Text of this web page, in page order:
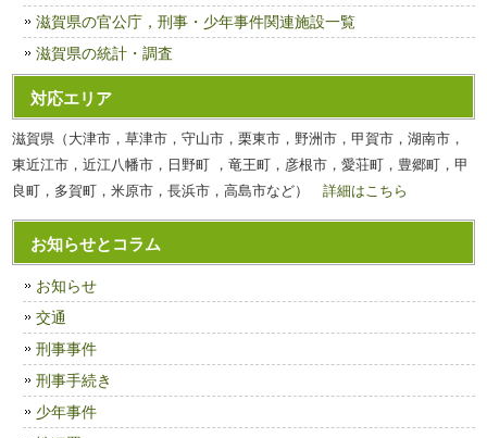
滋賀県の官公庁，刑事・少年事件関連施設一覧
滋賀県の統計・調査
対応エリア
滋賀県（大津市，草津市，守山市，栗東市，野洲市，甲賀市，湖南市，
東近江市，近江八幡市，日野町 ，竜王町，彦根市，愛荘町，豊郷町，甲
良町，多賀町，米原市，長浜市，高島市など）詳細はこちら
お知らせとコラム
お知らせ
交通
刑事事件
刑事手続き
少年事件